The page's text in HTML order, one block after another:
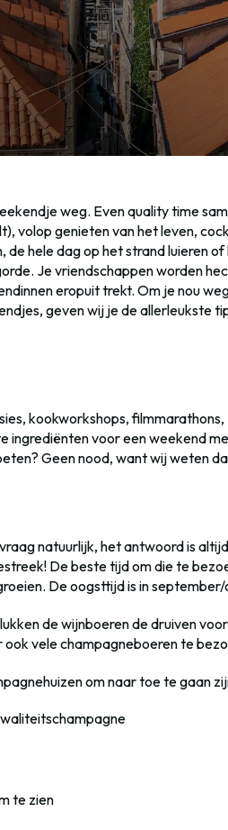
weg. Even quality time
volop genieten van het leven,
hele dag op het strand luieren
Je vriendschappen worden
eropuit trekt. Om je nou
geven wij je de allerleukste
kookworkshops, filmmarathons,
ingrediënten voor een weekend
Geen nood, want wij weten
natuurlijk, het antwoord is altijd
De beste tijd om die te
De oogsttijd is in
de wijnboeren de druiven
vele champagneboeren te
om naar toe te gaan
te zien